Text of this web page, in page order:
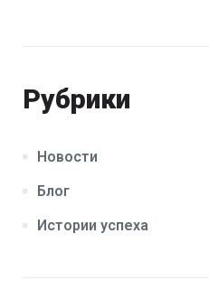
Рубрики
Новости
Блог
Истории успеха